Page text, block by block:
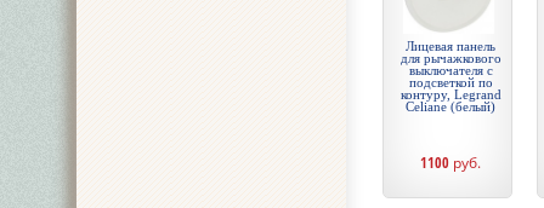
Лицевая панель
для рычажкового
выключателя с
подсветкой по
контуру, Legrand
Celiane (белый)
1100 руб.